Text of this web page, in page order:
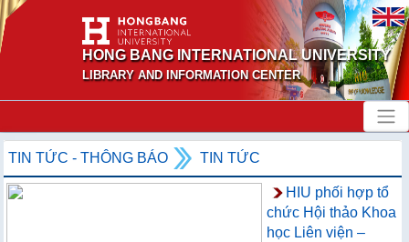
HONG BANG INTERNATIONAL UNIVERSITY
LIBRARY AND INFORMATION CENTER
TIN TỨC - THÔNG BÁO TIN TỨC
HIU phối hợp tổ
chức Hội thảo Khoa
học Liên viện –